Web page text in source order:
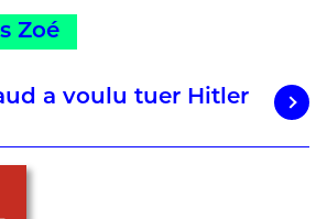
Zoé
a voulu tuer Hitler